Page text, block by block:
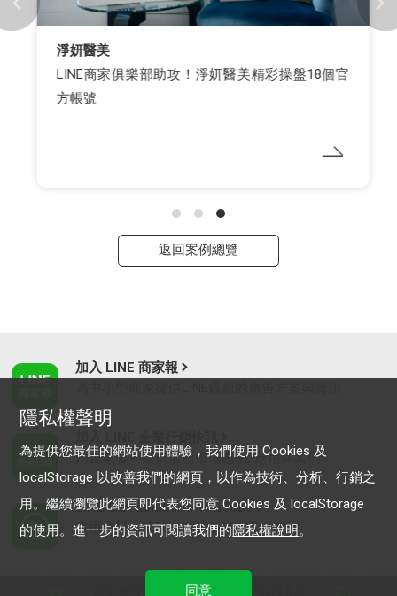
淨妍醫美
LINE商家俱樂部助攻！淨妍醫美精彩操盤18個官
方帳號
返回案例總覽
加入 LINE 商家報
為企業客戶提供最新市場趨勢, 應用與案例
LINE Biz-Solutions YouTube
實用教學、成功案例等多樣化影音內容
服務條款
隱私權聲明
為提供您最佳的網站使用體驗，我們使用 Cookies 及
localStorage 以改善我們的網頁，以作為技術、分析、行銷之
用。繼續瀏覽此網頁即代表您同意 Cookies 及 localStorage
的使用。進一步的資訊可閱讀我們的隱私權說明。
同意